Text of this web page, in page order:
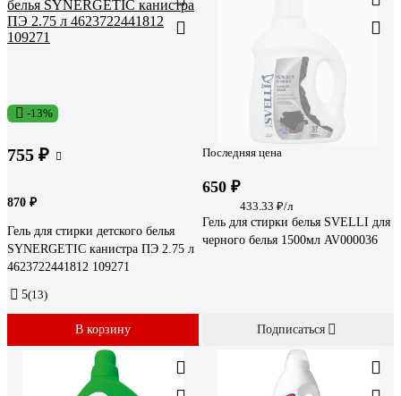
-13%
755 ₽
870 ₽
Гель для стирки детского белья
SYNERGETIC канистра ПЭ 2.75 л
4623722441812 109271
5(13)
В корзину
Последняя цена
650 ₽
433.33 ₽/л
Гель для стирки белья SVELLI для
черного белья 1500мл AV000036
Подписаться